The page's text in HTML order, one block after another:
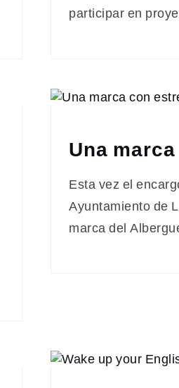
participar en
Una
Esta vez el
Ayuntamiento de
marca del